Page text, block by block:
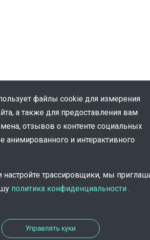
Информация
файлы cookie для измерения
а также для предоставления вам
отзывов о контенте социальных
анимированного и интерактивного
настройте трассировщики, мы
политика конфиденциальности .
Управлять куки